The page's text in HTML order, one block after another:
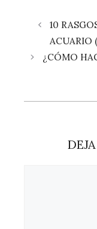
10
ACUARIO
¿CÓMO